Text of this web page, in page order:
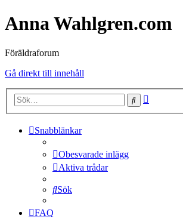
Anna Wahlgren.com
Föräldraforum
Gå direkt till innehåll
Sök
Snabblänkar
Obesvarade inlägg
Aktiva trådar
Sök
FAQ